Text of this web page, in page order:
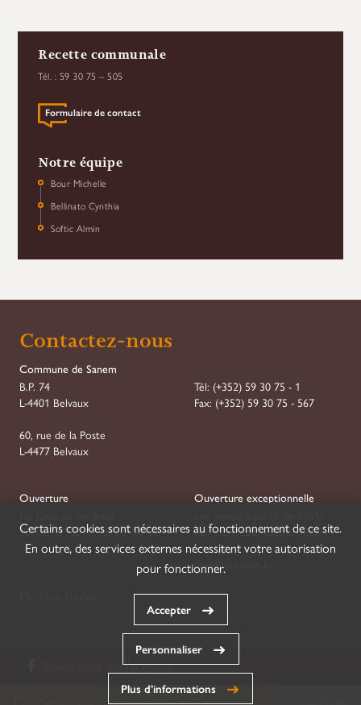
Recette communale
Tél. : 59 30 75 – 505
Formulaire de contact
Notre équipe
Bour Michelle
Bellinato Cynthia
Softic Almin
Contactez-nous
Commune de Sanem
B.P. 74
L-4401 Belvaux
60, rue de la Poste
L-4477 Belvaux
Tél: (+352) 59 30 75 - 1
Fax: (+352) 59 30 75 - 567
Ouverture
08h00–11h30 et 13h30–16h30
Ouverture exceptionnelle
Les mercredis jusqu'à 18h00
mail@suessem.lu
Suivez-nous surFacebook
Certains cookies sont nécessaires au fonctionnement de ce site.
En outre, des services externes nécessitent votre autorisation
pour fonctionner.
Accepter
Personnaliser
Plus d’informations